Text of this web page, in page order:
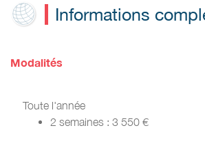
Informations
Modalités
Toute l'année
2 semaines : 3 550 €